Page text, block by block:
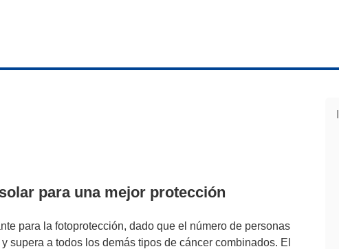
para una mejor protección
para la fotoprotección, dado que el número de personas
a todos los demás tipos de cáncer combinados. El